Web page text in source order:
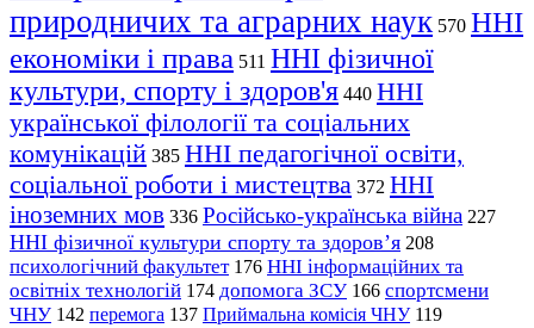
природничих та аграрних наук 570 ННІ
економіки і права 511 ННІ фізичної
культури, спорту і здоров'я 440 ННІ
української філології та соціальних
комунікацій 385 ННІ педагогічної освіти,
соціальної роботи і мистецтва 372 ННІ
іноземних мов 336 Російсько-українська війна 227
ННІ фізичної культури спорту та здоров’я 208
психологічний факультет 176 ННІ інформаційних та
освітніх технологій 174 допомога ЗСУ 166 спортсмени
ЧНУ 142 перемога 137 Приймальна комісія ЧНУ 119